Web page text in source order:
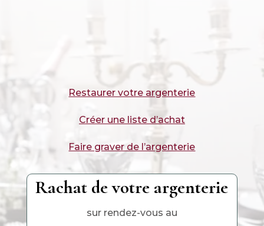
Restaurer votre argenterie
Créer une liste d’achat
Faire graver de l’argenterie
Rachat de votre argenterie
sur rendez-vous au